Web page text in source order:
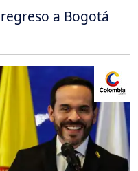
a Bogotá